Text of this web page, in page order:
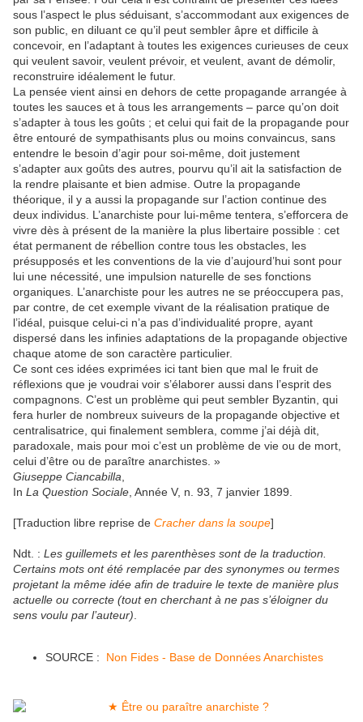
sous l’aspect le plus séduisant, s’accommodant aux exigences de
son public, en diluant ce qu’il peut sembler âpre et difficile à
concevoir, en l’adaptant à toutes les exigences curieuses de ceux
qui veulent savoir, veulent prévoir, et veulent, avant de démolir,
reconstruire idéalement le futur.
La pensée vient ainsi en dehors de cette propagande arrangée à
toutes les sauces et à tous les arrangements – parce qu’on doit
s’adapter à tous les goûts ; et celui qui fait de la propagande pour
être entouré de sympathisants plus ou moins convaincus, sans
entendre le besoin d’agir pour soi-même, doit justement
s’adapter aux goûts des autres, pourvu qu’il ait la satisfaction de
la rendre plaisante et bien admise. Outre la propagande
théorique, il y a aussi la propagande sur l’action continue des
deux individus. L’anarchiste pour lui-même tentera, s’efforcera de
vivre dès à présent de la manière la plus libertaire possible : cet
état permanent de rébellion contre tous les obstacles, les
présupposés et les conventions de la vie d’aujourd’hui sont pour
lui une nécessité, une impulsion naturelle de ses fonctions
organiques. L’anarchiste pour les autres ne se préoccupera pas,
par contre, de cet exemple vivant de la réalisation pratique de
l’idéal, puisque celui-ci n’a pas d’individualité propre, ayant
dispersé dans les infinies adaptations de la propagande objective
chaque atome de son caractère particulier.
Ce sont ces idées exprimées ici tant bien que mal le fruit de
réflexions que je voudrai voir s’élaborer aussi dans l’esprit des
compagnons. C’est un problème qui peut sembler Byzantin, qui
fera hurler de nombreux suiveurs de la propagande objective et
centralisatrice, qui finalement semblera, comme j’ai déjà dit,
paradoxale, mais pour moi c’est un problème de vie ou de mort,
celui d’être ou de paraître anarchistes. »
Giuseppe Ciancabilla
In La Question Sociale , Année V, n. 93, 7 janvier 1899.
[Traduction libre reprise de Cracher dans la soupe]
Ndt. : Les guillemets et les parenthèses sont de la traduction.
Certains mots ont été remplacée par des synonymes ou termes
projetant la même idée afin de traduire le texte de manière plus
actuelle ou correcte (tout en cherchant à ne pas s’éloigner du
sens voulu par l’auteur)
SOURCE : Non Fides - Base de Données Anarchistes